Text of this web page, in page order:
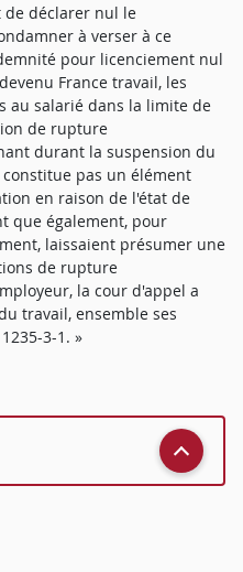
de déclarer nul le
à verser à ce
pour licenciement nul
France travail, les
au salarié dans la limite de
de rupture
durant la suspension du
pas un élément
en raison de l'état de
que également, pour
laissaient présumer une
de rupture
la cour d'appel a
travail, ensemble ses
3-1. »